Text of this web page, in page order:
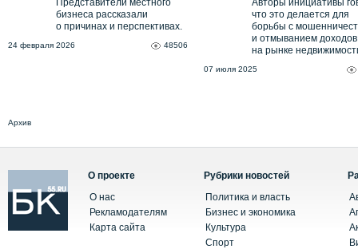
Представители местного
бизнеса рассказали
о причинах и перспективах.
24 февраля 2026 48506
Авторы инициативы
что это делается для
борьбы с
и отмыванием доходов
на рынке
07 июля 2025
Архив
О проекте
О нас
Рекламодателям
Карта сайта
Рубрики новостей
Политика и власть
Бизнес и экономика
Культура
Спорт